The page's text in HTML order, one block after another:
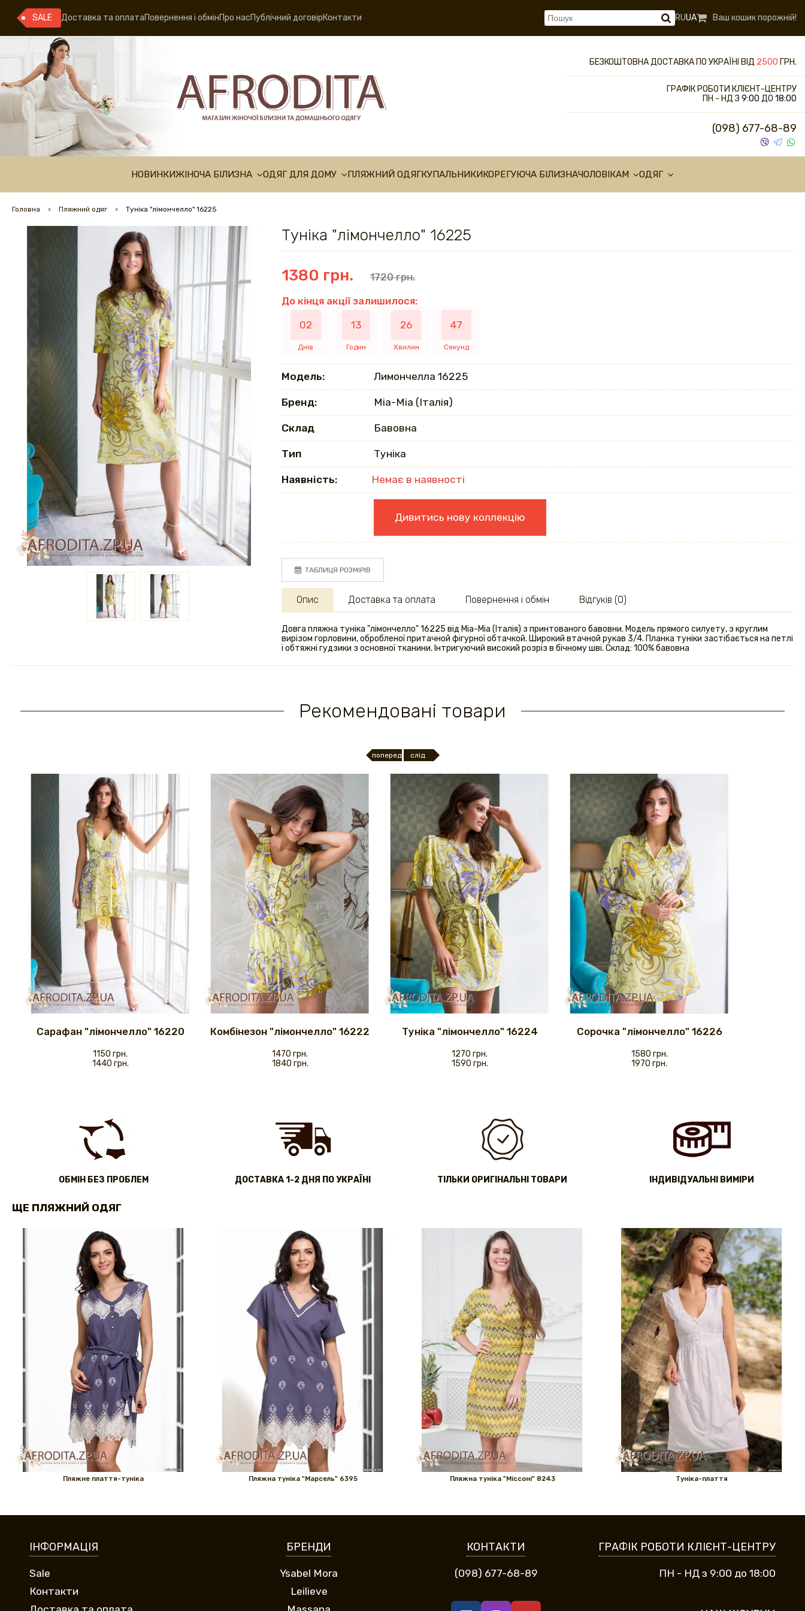
SALE Доставка та оплатаПовернення і обмінПро насПублічний договірКонтакти RUUA Ваш кошик порожній!
БЕЗКОШТОВНА ДОСТАВКА ПО УКРАЇНІ ВІД 2500 ГРН.
ГРАФІК РОБОТИ КЛІЄНТ-ЦЕНТРУ
ПН - НД З 9:00 ДО 18:00
(098) 677-68-89
НОВИНКИЖІНОЧА БІЛИЗНА ОДЯГ ДЛЯ ДОМУ ПЛЯЖНИЙ ОДЯГКУПАЛЬНИКИКОРЕГУЮЧА БІЛИЗНАЧОЛОВІКАМ ОДЯГ
Головна Пляжний одяг Туніка "лімончелло" 16225
Туніка "лімончелло" 16225
1380 грн.
1720 грн.
До кінця акції залишилося:
02
Днів
13
Годин
26
Хвилин
46
Секунд
Модель: Лимончелла 16225
Бренд: Mia-Mia (Італія)
Склад Бавовна
Тип Туніка
Наявність: Немає в наявності
Дивитись нову коллекцію
ТАБЛИЦЯ РОЗМІРІВ
Опис
Довга пляжна туніка "лімончелло" 16225 від Mia-Mia (Італія) з принтованого бавовни. Модель прямого силуету, з круглим
вирізом горловини, обробленої притачной фігурної обтачкой. Широкий втачной рукав 3/4. Планка туніки застібається на петлі
і обтяжні гудзики з основної тканини. Інтригуючий високий розріз в бічному шві. Склад: 100% бавовна
Доставка та оплата Повернення і обмін Відгуків (0)
Рекомендовані товари
поперед. слід.
Сарафан "лімончелло" 16220
1150 грн.
1440 грн.
Комбінезон "лімончелло" 16222
1470 грн.
1840 грн.
Туніка "лімончелло" 16224
1270 грн.
1590 грн.
Сорочка "лімончелло" 16226
1580 грн.
1970 грн.
ОБМІН БЕЗ ПРОБЛЕМ ДОСТАВКА 1-2 ДНЯ ПО УКРАЇНІ ТІЛЬКИ ОРИГІНАЛЬНІ ТОВАРИ IНДИВІДУАЛЬНІ ВИМІРИ
ЩЕ ПЛЯЖНИЙ ОДЯГ
Пляжне плаття-туніка Пляжна туніка "Марсель" 6395 Пляжна туніка "Міссоні" 8243 Туніка-плаття
ІНФОРМАЦІЯ
Sale
Контакти
БРЕНДИ
Ysabel Mora
Leilieve
КОНТАКТИ
(098) 677-68-89
ГРАФІК РОБОТИ КЛІЄНТ-ЦЕНТРУ
ПН - НД з 9:00 до 18:00